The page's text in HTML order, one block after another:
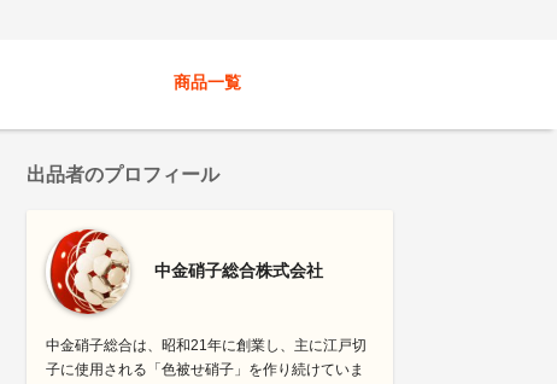
商品一覧
出品者のプロフィール
中金硝子総合株式会社
中金硝子総合は、昭和21年に創業し、主に江戸切
子に使用される「色被せ硝子」を作り続けていま